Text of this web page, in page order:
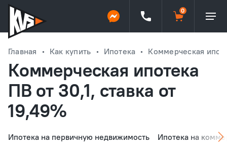
Главная Как купить Ипотека Коммерческая
Коммерческая ипотека
ПВ от 30,1, ставка от
19,49%
Ипотека на первичную недвижимость Ипотека на